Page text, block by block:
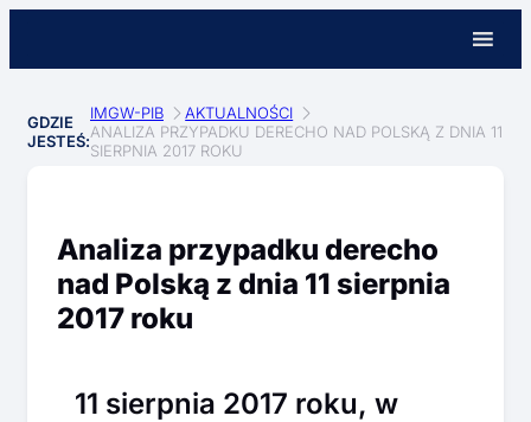
GDZIE
JESTEŚ:
IMGW-PIB
AKTUALNOŚCI
ANALIZA PRZYPADKU DERECHO NAD POLSKĄ Z DNIA 11
SIERPNIA 2017 ROKU
Analiza przypadku derecho
nad Polską z dnia 11 sierpnia
2017 roku
11 sierpnia 2017 roku, w